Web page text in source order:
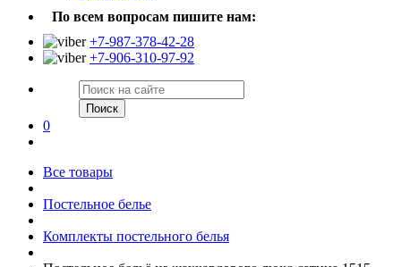
По всем вопросам пишите нам:
+7-987-378-42-28
+7-906-310-97-92
Поиск
0
Все товары
Постельное белье
Комплекты постельного белья